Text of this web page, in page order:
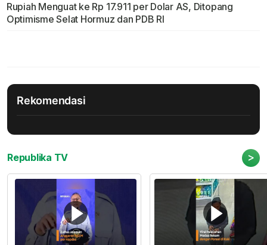
Rupiah Menguat ke Rp 17.911 per Dolar AS, Ditopang
Optimisme Selat Hormuz dan PDB RI
Rekomendasi
Republika TV >